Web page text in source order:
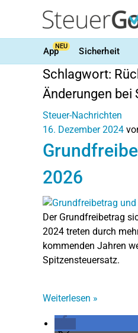
AppNEU Sicherheit
Schlagwort:
Änderungen bei
Steuer-Nachrichten
16. Dezember 2024
2026
Der Grundfreibetrag
2024 treten durch
kommenden Jahren
Spitzensteuersatz.
Weiterlesen »